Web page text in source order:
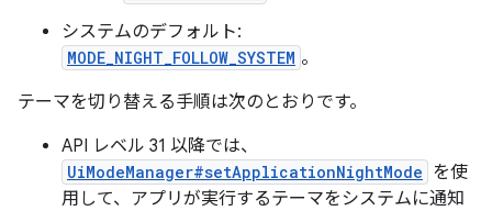
システムのデフォルト:
MODE_NIGHT_FOLLOW_SYSTEM 。
テーマを切り替える手順は次のとおりです。
API レベル 31 以降では、
UiModeManager#setApplicationNightMode を使
用して、アプリが実行するテーマをシステムに通知